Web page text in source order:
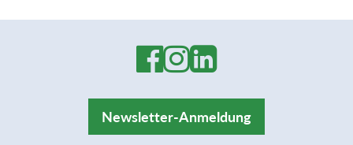
Newsletter-Anmeldung